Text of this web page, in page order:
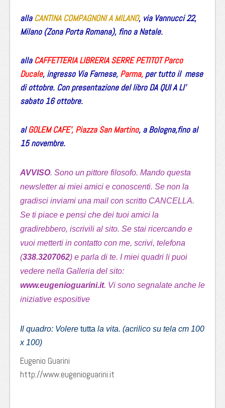
allaCANTINA COMPAGNONI A MILANO, via Vannucci 22,
Milano (Zona Porta Romana), fino a Natale.
allaCAFFETTERIA LIBRERIA SERRE PETITOT Parco
Ducale, ingresso Via Farnese, Parma, per tutto il mese
di ottobre. Con presentazione del libro DA QUI A LI’
sabato 16 ottobre.
alGOLEM CAFE’, Piazza San Martino, a Bologna,fino al
15 novembre.
AVVISO. Sono un pittore filosofo. Mando questa
newsletter ai miei amici e conoscenti. Se non la
gradisci inviami una mail con scritto CANCELLA.
Se ti piace e pensi che dei tuoi amici la
gradirebbero, iscrivili al sito. Se stai ricercando e
vuoi metterti in contatto con me, scrivi, telefona
(338.3207062) e parla di te. I miei quadri li puoi
vedere nella Galleria del sito:
www.eugenioguarini.it. Vi sono segnalate anche le
iniziative espositive
Il quadro: Volere tutta la vita. (acrilico su tela cm 100
x 100)
Eugenio Guarini
http://www.eugenioguarini.it